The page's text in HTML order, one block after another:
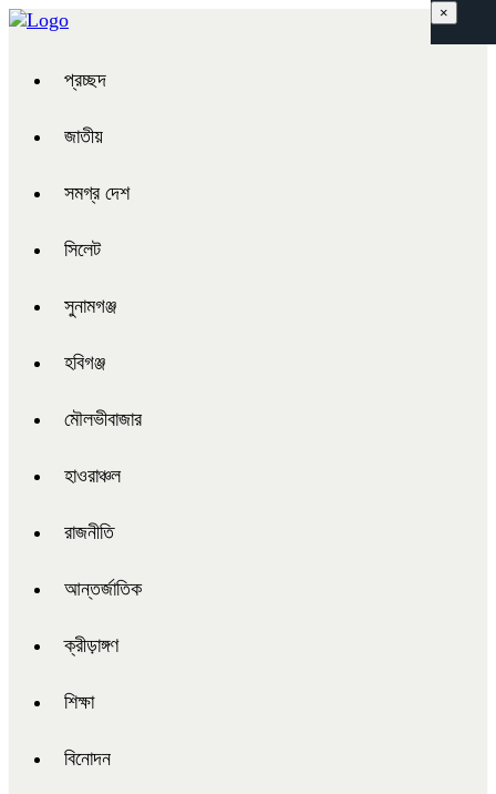
প্রচ্ছদ
জাতীয়
সমগ্র দেশ
সিলেট
সুনামগঞ্জ
হবিগঞ্জ
মৌলভীবাজার
হাওরাঞ্চল
রাজনীতি
আন্তর্জাতিক
ক্রীড়াঙ্গণ
শিক্ষা
বিনোদন
×